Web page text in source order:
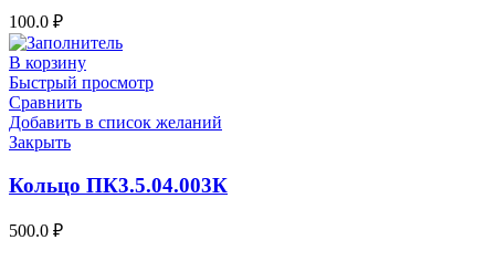
100.0 ₽
В корзину
Быстрый просмотр
Сравнить
Добавить в список желаний
Закрыть
Кольцо ПК3.5.04.003К
500.0 ₽